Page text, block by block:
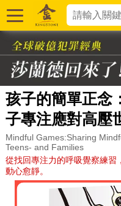
孩子的簡單正念
子專注應對高壓
Mindful Games:Sharing
Teens- and Families
從找回專注力的呼吸覺察練習
動心愈靜。